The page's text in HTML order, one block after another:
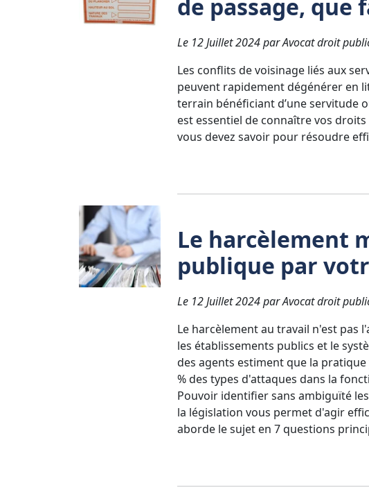
de passage, que
Le 12 Juillet 2024 par Avocat droit
Les conflits de voisinage liés aux
peuvent rapidement dégénérer en
terrain bénéficiant d’une servitude
est essentiel de connaître vos
vous devez savoir pour résoudre
Le harcèlement
publique par
Le 12 Juillet 2024 par Avocat droit
Le harcèlement au travail n'est pas
les établissements publics et le
des agents estiment que la
% des types d'attaques dans la
Pouvoir identifier sans ambiguïté
la législation vous permet d'agir
aborde le sujet en 7 questions